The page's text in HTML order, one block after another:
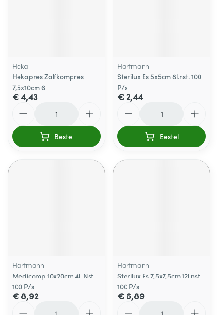
Heka
Hekapres Zalfkompres
7,5x10cm 6
€ 4,43
Bestel
Hartmann
Sterilux Es 5x5cm 8l.nst. 100
P/s
€ 2,44
Bestel
Hartmann
Medicomp 10x20cm 4l. Nst.
100 P/s
€ 8,92
Hartmann
Sterilux Es 7,5x7,5cm 12l.nst
100 P/s
€ 6,89